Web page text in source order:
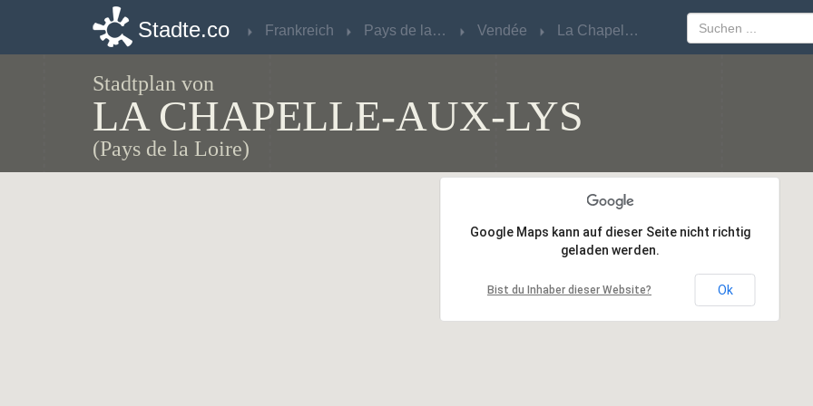
Stadte.co Frankreich Pays de la Loire Vendée La Chapelle-aux-Lys
Stadtplan von
LA CHAPELLE-AUX-LYS
(Pays de la Loire)
Google Maps kann auf dieser Seite nicht richtig
geladen werden.
Bist du Inhaber dieser Website? Ok
Google Maps kann auf dieser Seite nicht richtig
geladen werden.
Bist du Inhaber dieser Website? Ok
Stadte.co Frankreich Pays de la Loire Vendée La Chapelle-aux-Lys